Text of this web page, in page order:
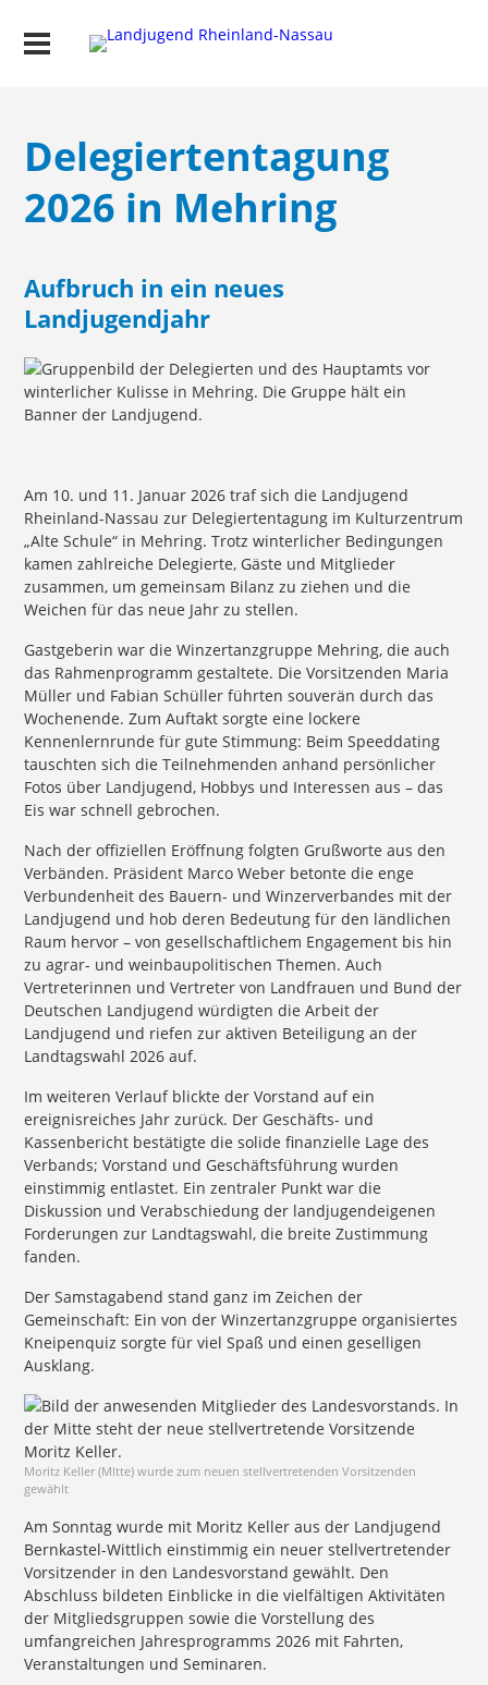
Delegiertentagung
2026 in Mehring
Aufbruch in ein neues
Landjugendjahr
Am 10. und 11. Januar 2026 traf sich die Landjugend
Rheinland-Nassau zur Delegiertentagung im Kulturzentrum
„Alte Schule“ in Mehring. Trotz winterlicher Bedingungen
kamen zahlreiche Delegierte, Gäste und Mitglieder
zusammen, um gemeinsam Bilanz zu ziehen und die
Weichen für das neue Jahr zu stellen.
Gastgeberin war die Winzertanzgruppe Mehring, die auch
das Rahmenprogramm gestaltete. Die Vorsitzenden Maria
Müller und Fabian Schüller führten souverän durch das
Wochenende. Zum Auftakt sorgte eine lockere
Kennenlernrunde für gute Stimmung: Beim Speeddating
tauschten sich die Teilnehmenden anhand persönlicher
Fotos über Landjugend, Hobbys und Interessen aus – das
Eis war schnell gebrochen.
Nach der offiziellen Eröffnung folgten Grußworte aus den
Verbänden. Präsident Marco Weber betonte die enge
Verbundenheit des Bauern- und Winzerverbandes mit der
Landjugend und hob deren Bedeutung für den ländlichen
Raum hervor – von gesellschaftlichem Engagement bis hin
zu agrar- und weinbaupolitischen Themen. Auch
Vertreterinnen und Vertreter von Landfrauen und Bund der
Deutschen Landjugend würdigten die Arbeit der
Landjugend und riefen zur aktiven Beteiligung an der
Landtagswahl 2026 auf.
Im weiteren Verlauf blickte der Vorstand auf ein
ereignisreiches Jahr zurück. Der Geschäfts- und
Kassenbericht bestätigte die solide finanzielle Lage des
Verbands; Vorstand und Geschäftsführung wurden
einstimmig entlastet. Ein zentraler Punkt war die
Diskussion und Verabschiedung der landjugendeigenen
Forderungen zur Landtagswahl, die breite Zustimmung
fanden.
Der Samstagabend stand ganz im Zeichen der
Gemeinschaft: Ein von der Winzertanzgruppe organisiertes
Kneipenquiz sorgte für viel Spaß und einen geselligen
Ausklang.
Moritz Keller (MItte) wurde zum neuen stellvertretenden Vorsitzenden
gewählt
Am Sonntag wurde mit Moritz Keller aus der Landjugend
Bernkastel-Wittlich einstimmig ein neuer stellvertretender
Vorsitzender in den Landesvorstand gewählt. Den
Abschluss bildeten Einblicke in die vielfältigen Aktivitäten
der Mitgliedsgruppen sowie die Vorstellung des
umfangreichen Jahresprogramms 2026 mit Fahrten,
Veranstaltungen und Seminaren.